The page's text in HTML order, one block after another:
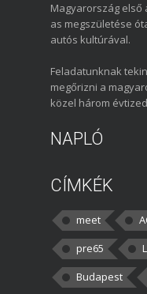
Magyarország első
as megszületése
autós kultúrával.
Feladatunknak
megőrizni a
közel három
NAPLÓ
CÍMKÉK
meet
pre65
Budapest